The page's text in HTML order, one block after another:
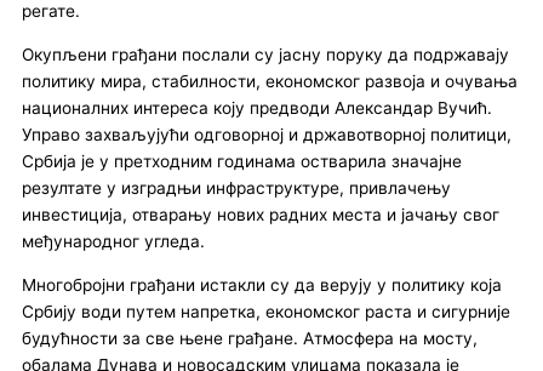
регате.
Окупљени грађани послали су јасну поруку да подржавају
политику мира, стабилности, економског развоја и очувања
националних интереса коју предводи Александар Вучић.
Управо захваљујући одговорној и државотворној политици,
Србија је у претходним годинама остварила значајне
резултате у изградњи инфраструктуре, привлачењу
инвестиција, отварању нових радних места и јачању свог
међународног угледа.
Многобројни грађани истакли су да верују у политику која
Србију води путем напретка, економског раста и сигурније
будућности за све њене грађане. Атмосфера на мосту,
обалама Дунава и новосадским улицама показала је